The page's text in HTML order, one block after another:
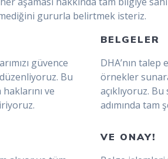
gururla belirtmek isteriz.
güvence
Bu
ve
BELGELER
DHA’nın
örnekler
açıklıyoruz.
adımında tam
VE ONAY!